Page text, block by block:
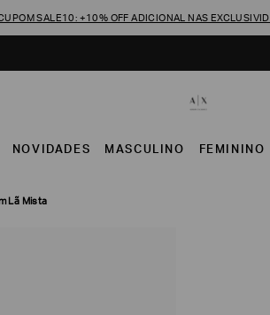
SALE10: +10% OFF ADICIONAL NAS
NOVIDADES MASCULINO FEMININO
Lã Mista